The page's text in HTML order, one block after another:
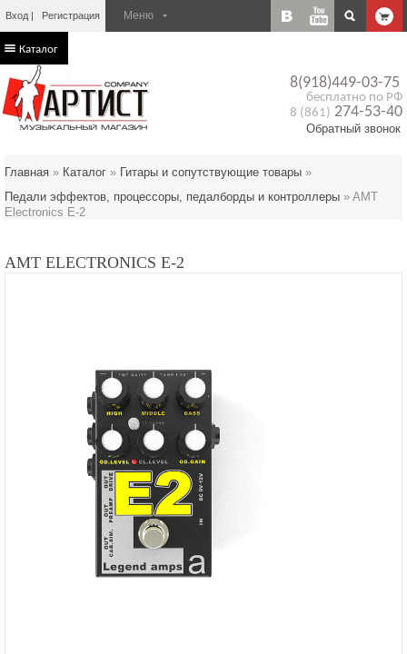
Вход Регистрация
8(918)449-03-75
бесплатно по РФ
8 (861) 274-53-40
Обратный звонок
Каталог
Главная » Каталог » Гитары и сопутствующие товары »
Педали эффектов, процессоры, педалборды и контроллеры » AMT
Electronics E-2
AMT ELECTRONICS E-2